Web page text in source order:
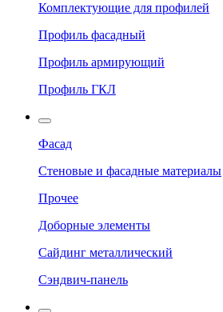
Комплектующие для профилей
Профиль фасадный
Профиль армирующий
Профиль ГКЛ
Фасад
Стеновые и фасадные материалы
Прочее
Доборные элементы
Сайдинг металлический
Сэндвич-панель